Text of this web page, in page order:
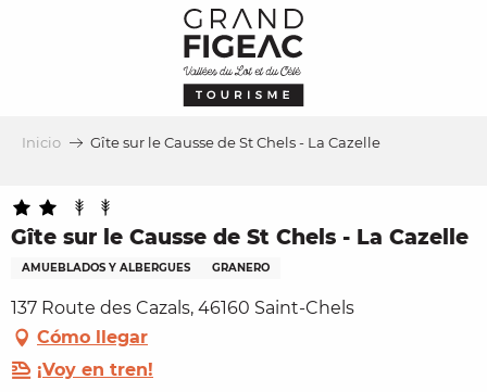
Inicio Gîte sur le Causse de St Chels - La Cazelle
Gîte sur le Causse de St Chels - La Cazelle
AMUEBLADOS Y ALBERGUES GRANERO
137 Route des Cazals, 46160 Saint-Chels
Cómo llegar
¡Voy en tren!